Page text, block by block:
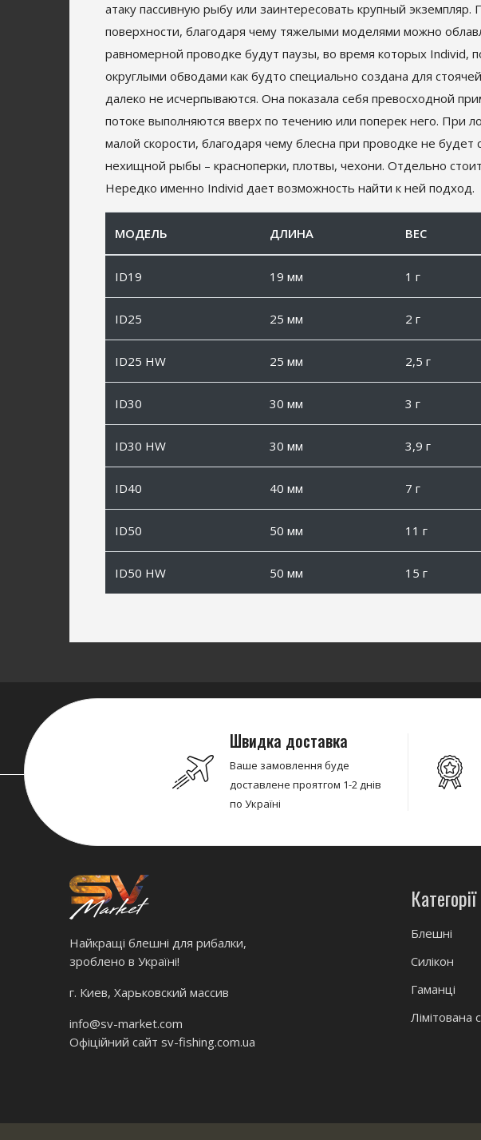
атаку пассивную рыбу или заинтересовать крупный
поверхности, благодаря чему тяжелыми моделями можно
равномерной проводке будут паузы, во время которых Individ,
округлыми обводами как будто специально создана для
далеко не исчерпываются. Она показала себя превосходной
потоке выполняются вверх по течению или поперек него. При
малой скорости, благодаря чему блесна при проводке не
нехищной рыбы – красноперки, плотвы, чехони. Отдельно
Нередко именно Individ дает возможность найти к ней подход.
МОДЕЛЬ ДЛИНА ВЕС
ID19 19 мм 1 г
ID25 25 мм 2 г
ID25 HW 25 мм 2,5 г
ID30 30 мм 3 г
ID30 HW 30 мм 3,9 г
ID40 40 мм 7 г
ID50 50 мм 11 г
ID50 HW 50 мм 15 г
Швидка доставка
Ваше замовлення буде
доставлене проятгом 1-2 днів
по Україні
Найкращі блешні для рибалки,
зроблено в Україні!
г. Киев, Харьковский массив
info@sv-market.com
Офіційний сайт sv-fishing.com.ua
Категорії
Блешні
Силікон
Гаманці
Лімітована